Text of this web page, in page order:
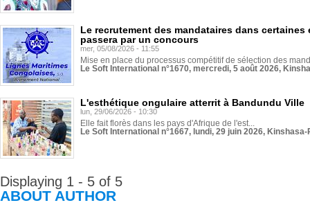
Le recrutement des mandataires dans
passera par un concours
mer, 05/08/2026 - 11:55
Mise en place du processus compétitif de sélection des
Le Soft International n°1670, mercredi, 5 août 2026,
L'esthétique ongulaire atterrit à Bandundu Ville
lun, 29/06/2026 - 10:30
Elle fait florès dans les pays d'Afrique de l'est...
Le Soft International n°1667, lundi, 29 juin 2026,
Displaying 1 - 5 of 5
ABOUT AUTHOR